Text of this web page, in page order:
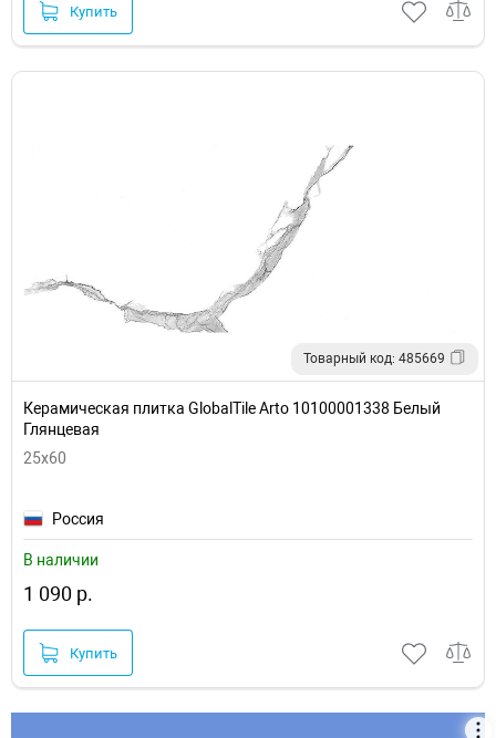
Купить
Товарный код: 485669
Керамическая плитка GlobalTile Arto 10100001338 Белый
Глянцевая
25x60
Россия
В наличии
1 090 р.
Купить